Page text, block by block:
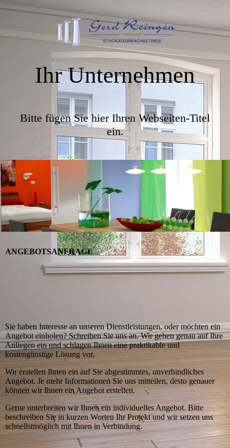
Ihr Unternehmen
Bitte fügen Sie hier Ihren Webseiten-Titel
ein.
ANGEBOTSANFRAGE
Sie haben Interesse an unseren Dienstleistungen, oder möchten ein
Angebot einholen? Schreiben Sie uns an. Wir gehen genau auf Ihre
Anliegen ein und schlagen Ihnen eine praktikable und
kostengünstige Lösung vor.
Wir erstellen Ihnen ein auf Sie abgestimmtes, unverbindliches
Angebot. Je mehr Informationen Sie uns mitteilen, desto genauer
können wir Ihnen ein Angebot erstellen.
Gerne unterbreiten wir Ihnen ein individuelles Angebot. Bitte
beschreiben Sie in kurzen Worten Ihr Projekt und wir setzen uns
schnellstmöglich mit Ihnen in Verbindung.